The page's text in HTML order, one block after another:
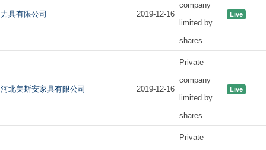
力具有限公司 2019-12-16
company
limited by
shares
Live
河北美斯安家具有限公司 2019-12-16
Private
company
limited by
shares
Live
Private